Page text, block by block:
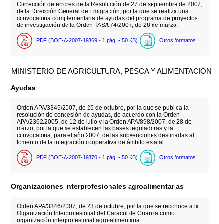
Corrección de errores de la Resolución de 27 de septiembre de 2007,
de la Dirección General de Emigración, por la que se realiza una
convocatoria complementaria de ayudas del programa de proyectos
de investigación de la Orden TAS/874/2007, de 28 de marzo.
PDF (BOE-A-2007-19869 - 1 pág. - 50 KB) Otros formatos
MINISTERIO DE AGRICULTURA, PESCA Y ALIMENTACIÓN
Ayudas
Orden APA/3345/2007, de 25 de octubre, por la que se publica la
resolución de concesión de ayudas, de acuerdo con la Orden
APA/2362/2005, de 12 de julio y la Orden APA/898/2007, de 28 de
marzo, por la que se establecen las bases reguladoras y la
convocatoria, para el año 2007, de las subvenciones destinadas al
fomento de la integración cooperativa de ámbito estatal.
PDF (BOE-A-2007-19870 - 1 pág. - 50 KB) Otros formatos
Organizaciones interprofesionales agroalimentarias
Orden APA/3346/2007, de 23 de octubre, por la que se reconoce a la
Organización Interprofesional del Caracol de Crianza como
organización interprofesional agro-alimentaria.